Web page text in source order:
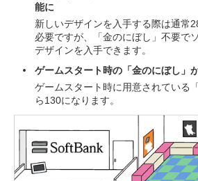
能に
新しいデザインを入手する際は通常
必要ですが、「金のにぼし」不要で
デザインを入手できます。
ゲームスタート時の「金のにぼし」
ゲームスタート時に用意されている
ら130になります。